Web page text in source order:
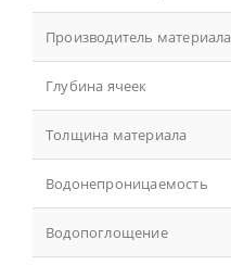
Производитель материала
Глубина ячеек
Толщина материала
Водонепроницаемость
Водопоглощение